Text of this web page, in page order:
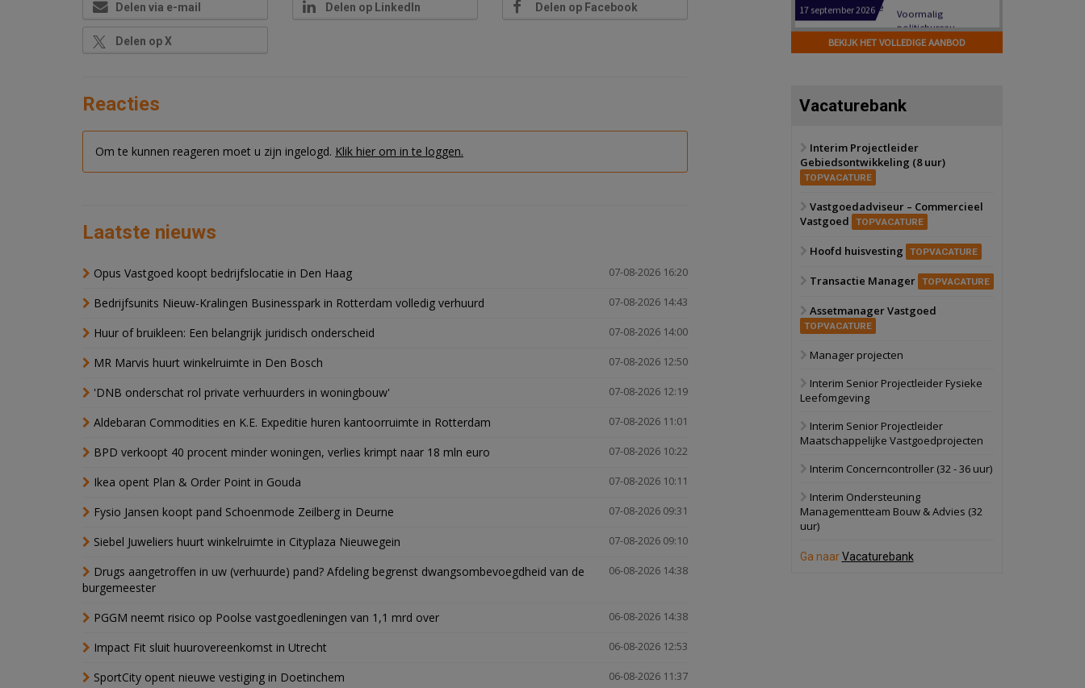
Delen via e-mail Delen op LinkedIn Delen op Facebook
Delen op X
Reacties
Om te kunnen reageren moet u zijn ingelogd. Klik hier om in te loggen.
Laatste nieuws
07-08-2026 16:20
Opus Vastgoed koopt bedrijfslocatie in Den Haag
07-08-2026 14:43
Bedrijfsunits Nieuw-Kralingen Businesspark in Rotterdam volledig verhuurd
07-08-2026 14:00
Huur of bruikleen: Een belangrijk juridisch onderscheid
07-08-2026 12:50
MR Marvis huurt winkelruimte in Den Bosch
07-08-2026 12:19
'DNB onderschat rol private verhuurders in woningbouw'
07-08-2026 11:01
Aldebaran Commodities en K.E. Expeditie huren kantoorruimte in Rotterdam
07-08-2026 10:22
BPD verkoopt 40 procent minder woningen, verlies krimpt naar 18 mln euro
07-08-2026 10:11
Ikea opent Plan & Order Point in Gouda
07-08-2026 09:31
Fysio Jansen koopt pand Schoenmode Zeilberg in Deurne
07-08-2026 09:10
Siebel Juweliers huurt winkelruimte in Cityplaza Nieuwegein
06-08-2026 14:38
Drugs aangetroffen in uw (verhuurde) pand? Afdeling begrenst dwangsombevoegdheid van de
burgemeester
06-08-2026 14:38
PGGM neemt risico op Poolse vastgoedleningen van 1,1 mrd over
06-08-2026 12:53
Impact Fit sluit huurovereenkomst in Utrecht
06-08-2026 11:37
SportCity opent nieuwe vestiging in Doetinchem
Hilversum
17 september 2026
Voormalig
Zwanenburg
6 oktober 2026
Oranje
28 september 2026
bedrijventerrein
Bekijk
Schuinesloot
politiebureau
17 september 2026
Voormalig
BEKIJK HET VOLLEDIGE AANBOD
Vacaturebank
Interim Projectleider
Gebiedsontwikkeling (8 uur)
TOPVACATURE
Vastgoedadviseur – Commercieel
Vastgoed
TOPVACATURE
Hoofd huisvesting TOPVACATURE
Transactie Manager TOPVACATURE
Assetmanager Vastgoed
TOPVACATURE
Manager projecten
Interim Senior Projectleider Fysieke
Leefomgeving
Interim Senior Projectleider
Maatschappelijke Vastgoedprojecten
Interim Concerncontroller (32 - 36 uur)
Interim Ondersteuning
Managementteam Bouw & Advies (32
uur)
Ga naarVacaturebank